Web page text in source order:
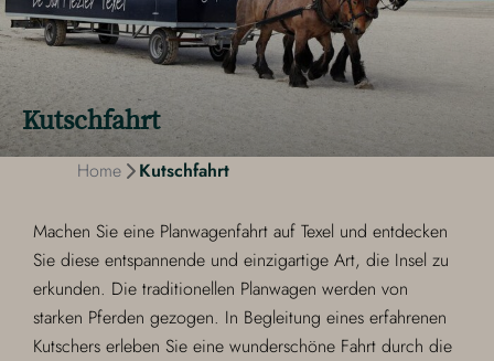
Kutschfahrt
Home Kutschfahrt
Machen Sie eine Planwagenfahrt auf Texel und entdecken
Sie diese entspannende und einzigartige Art, die Insel zu
erkunden. Die traditionellen Planwagen werden von
starken Pferden gezogen. In Begleitung eines erfahrenen
Kutschers erleben Sie eine wunderschöne Fahrt durch die